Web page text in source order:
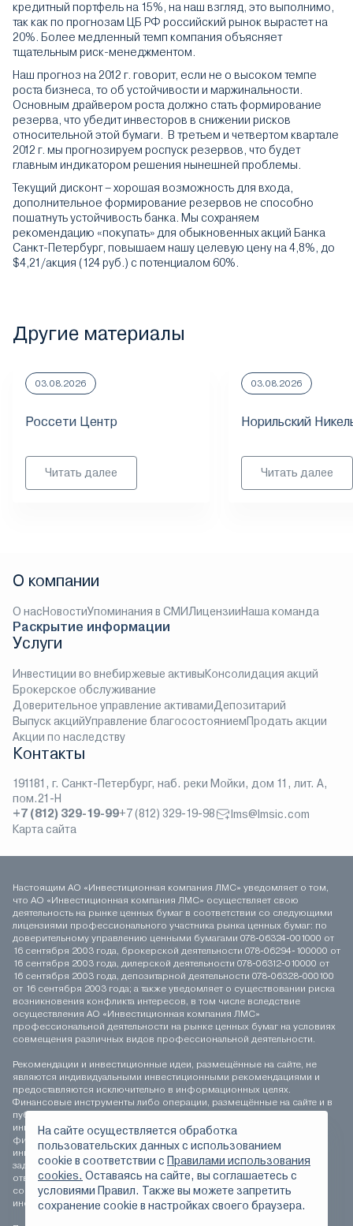
кредитный портфель на 15%, на наш взгляд, это выполнимо,
так как по прогнозам ЦБ РФ российский рынок вырастет на
20%. Более медленный темп компания объясняет
тщательным риск-менеджментом.
Наш прогноз на 2012 г. говорит, если не о высоком темпе
роста бизнеса, то об устойчивости и маржинальности.
Основным драйвером роста должно стать формирование
резерва, что убедит инвесторов в снижении рисков
относительной этой бумаги. В третьем и четвертом квартале
2012 г. мы прогнозируем роспуск резервов, что будет
главным индикатором решения нынешней проблемы.
Текущий дисконт – хорошая возможность для входа,
дополнительное формирование резервов не способно
пошатнуть устойчивость банка. Мы сохраняем
рекомендацию «покупать» для обыкновенных акций Банка
Санкт-Петербург, повышаем нашу целевую цену на 4,8%, до
$4,21/акция (124 руб.) с потенциалом 60%.
Другие материалы
03.08.2026
Россети Центр
Читать далее
03.08.2026
Норильский
Читать далее
О компании
О насНовостиУпоминания в СМИЛицензииНаша команда
Раскрытие информации
Услуги
Инвестиции во внебиржевые активыКонсолидация акций
Брокерское обслуживание
Доверительное управление активамиДепозитарий
Выпуск акцийУправление благосостояниемПродать акции
Акции по наследству
Контакты
191181, г. Санкт-Петербург, наб. реки Мойки, дом 11, лит. А,
пом.21-Н
+7 (812) 329-19-99+7 (812) 329-19-98
lms@lmsic.com
Карта сайта
Настоящим АО «Инвестиционная компания ЛМС» уведомляет о том,
что АО «Инвестиционная компания ЛМС» осуществляет свою
деятельность на рынке ценных бумаг в соответствии со следующими
лицензиями профессионального участника рынка ценных бумаг: по
доверительному управлению ценными бумагами 078-06324-001000 от
16 сентября 2003 года, брокерской деятельности 078-06294-100000 от
16 сентября 2003 года, дилерской деятельности 078-06312-010000 от
16 сентября 2003 года, депозитарной деятельности 078-06328-000100
от 16 сентября 2003 года; а также уведомляет о существовании риска
возникновения конфликта интересов, в том числе вследствие
осуществления АО «Инвестиционная компания ЛМС»
профессиональной деятельности на рынке ценных бумаг на условиях
совмещения различных видов профессиональной деятельности.
Рекомендации и инвестиционные идеи, размещённые на сайте, не
являются индивидуальными инвестиционными рекомендациями и
предоставляются исключительно в информационных целях.
Финансовые инструменты либо операции, размещённые на сайте и в
публикуемых материалах, могут не соответствовать вашему
инвестиционному профилю. Определение соответствия
финансового инструмента либо операции инвестиционным целям,
инвестиционному горизонту и толерантности к риску является
задачей инвестора. АО «Инвестиционная компания ЛМС» не несёт
ответственности за возможные убытки инвестора в случае
совершения операций, либо инвестирования в финансовые
инструменты, упомянутые на сайте и в публикуемых материалах.
На сайте осуществляется обработка
пользовательских данных с использованием
сookie в соответствии с Правилами использования
cookies. Оставаясь на сайте, вы соглашаетесь с
условиями Правил. Также вы можете запретить
сохранение сookie в настройках своего браузера.